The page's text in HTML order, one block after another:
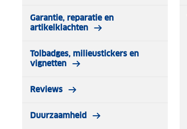
Garantie, reparatie en
artikelklachten
Tolbadges, milieustickers en
vignetten
Reviews
Duurzaamheid